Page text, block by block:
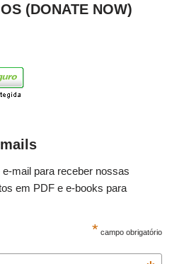
(DONATE NOW)
mail para receber nossas
em PDF e e-books para
* campo obrigatório